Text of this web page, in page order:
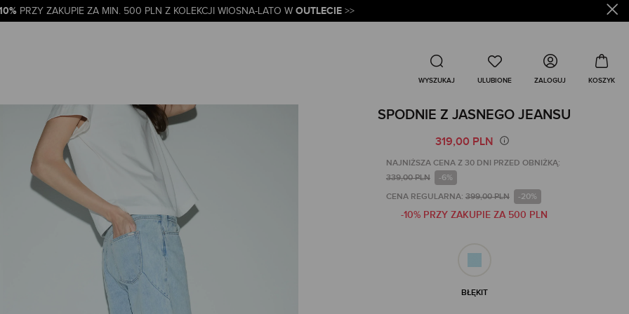
PRZY ZAKUPIE ZA MIN. 500 PLN Z KOLEKCJI WIOSNA-LATO W OUTLECIE >>
ZALOGUJ
SPODNIE Z JASNEGO JEANSU
319,00 PLN
NAJNIŻSZA CENA Z 30 DNI PRZED OBNIŻKĄ:
339,00 PLN
-6%
CENA REGULARNA: 399,00 PLN -20%
-10% PRZY ZAKUPIE ZA 500 PLN
BŁĘKIT